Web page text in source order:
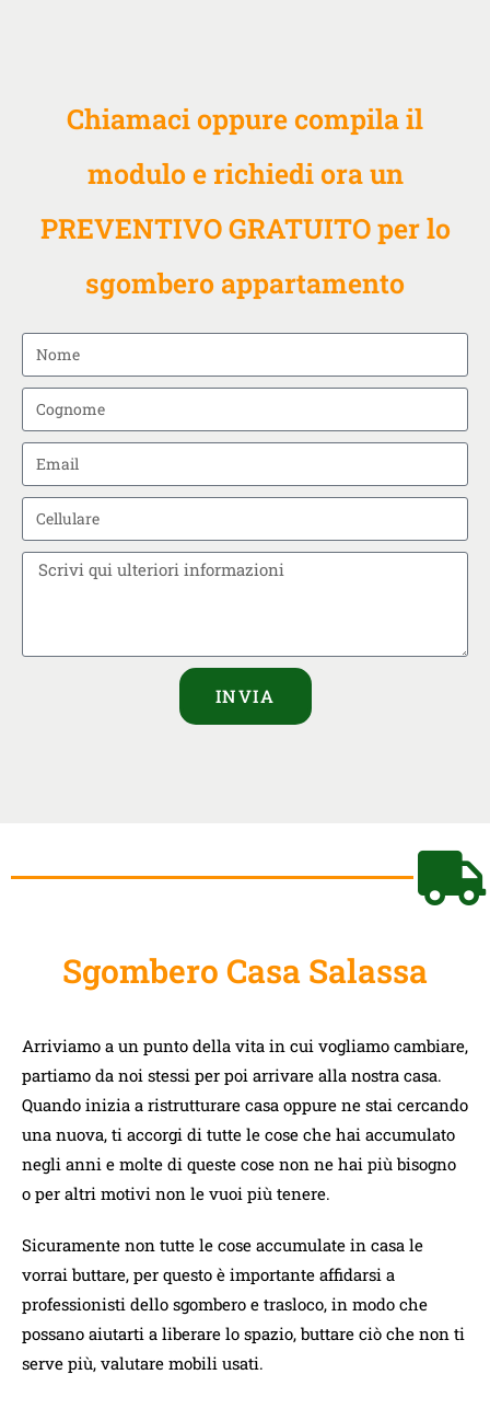
Chiamaci oppure compila il
modulo e richiedi ora un
PREVENTIVO GRATUITO per lo
sgombero appartamento
INVIA
Sgombero Casa Salassa
Arriviamo a un punto della vita in cui vogliamo cambiare,
partiamo da noi stessi per poi arrivare alla nostra casa.
Quando inizia a ristrutturare casa oppure ne stai cercando
una nuova, ti accorgi di tutte le cose che hai accumulato
negli anni e molte di queste cose non ne hai più bisogno
o per altri motivi non le vuoi più tenere.
Sicuramente non tutte le cose accumulate in casa le
vorrai buttare, per questo è importante affidarsi a
professionisti dello sgombero e trasloco, in modo che
possano aiutarti a liberare lo spazio, buttare ciò che non ti
serve più, valutare mobili usati.